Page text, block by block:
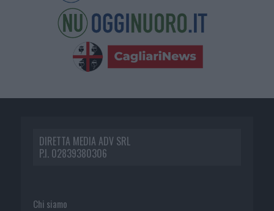
DIRETTA MEDIA ADV SRL
P.I. 02839380306
Chi siamo